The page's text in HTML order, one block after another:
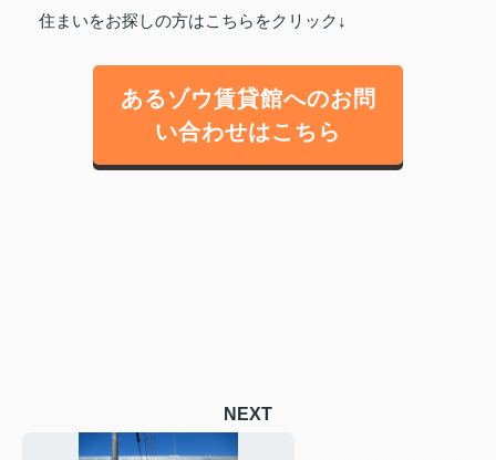
住まいをお探しの方はこちらをクリック↓
あるゾウ賃貸館へのお問
い合わせはこちら
NEXT